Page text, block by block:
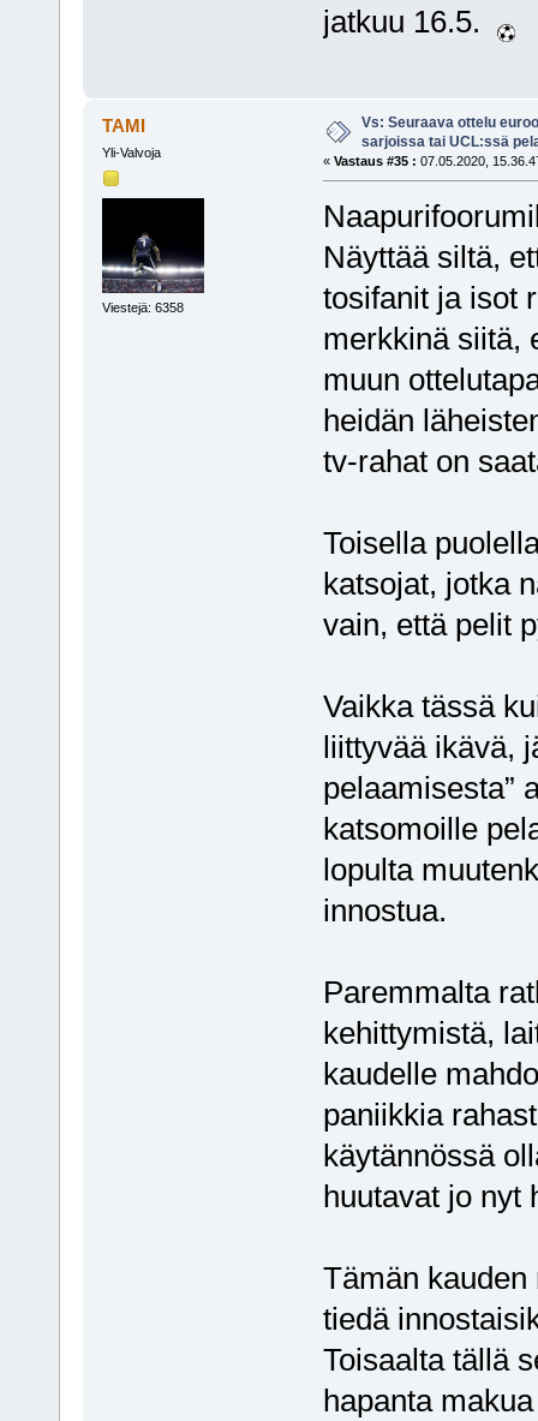
jatkuu 16.5.
TAMI
Yli-Valvoja
Viestejä: 6358
Vs: Seuraava ottelu
sarjoissa tai UCL:ssä
« Vastaus #35 : 07.05.2020,
Näyttää siltä,
tosifanit ja isot
merkkinä siitä,
muun
heidän
tv-rahat on
Toisella
katsojat, jotka
vain, että pelit
Vaikka tässä
liittyvää ikävä,
pelaamisesta”
katsomoille
lopulta
innostua.
Paremmalta
kehittymistä,
kaudelle
paniikkia
käytännössä
huutavat jo nyt
Tämän
tiedä
Toisaalta tällä
hapanta